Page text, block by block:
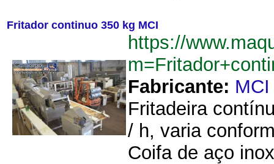
Fritador continuo 350 kg MCI
https://
Fabricante: MCI
Fritadeira
/ h, varia
Coifa de aço